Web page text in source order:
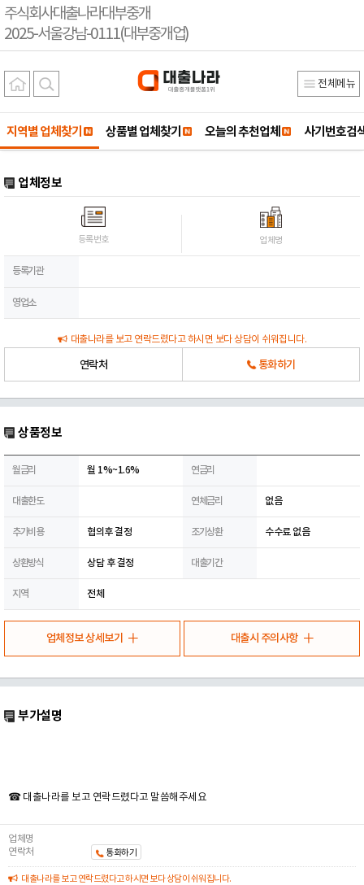
주식회사대출나라대부중개
2025-서울강남-0111(대부중개업)
전체메뉴
지역별 업체찾기 상품별 업체찾기 오늘의 추천업체 사기번호검
업체정보
등록번호 업체명
등록기관
영업소
대출나라를 보고 연락드렸다고 하시면 보다 상담이 쉬워집니다.
연락처 통화하기
상품정보
월금리 월 1%~1.6% 연금리
대출한도 연체금리 없음
추가비용 협의후 결정 조기상환 수수료 없음
상환방식 상담 후 결정 대출기간
지역 전체
업체정보 상세보기 대출시 주의사항
부가설명
☎ 대출나라를 보고 연락드렸다고 말씀해주세요
업체명
연락처
통화하기
대출나라를 보고 연락드렸다고 하시면 보다 상담이 쉬워집니다.